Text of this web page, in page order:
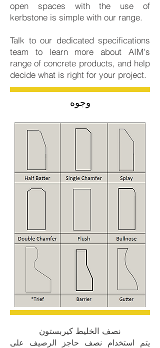
open spaces with the use of
kerbstone is simple with our range.
Talk to our dedicated specifications
team to learn more about AIM's
range of concrete products, and help
decide what is right for your project.
وجوه
نصف الخليط كيربستون
يتم استخدام نصف حاجز الرصيف على